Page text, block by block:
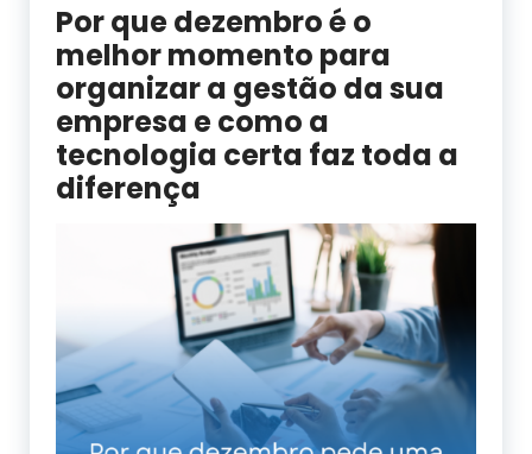
Por que dezembro é o
melhor momento para
organizar a gestão da sua
empresa e como a
tecnologia certa faz toda a
diferença